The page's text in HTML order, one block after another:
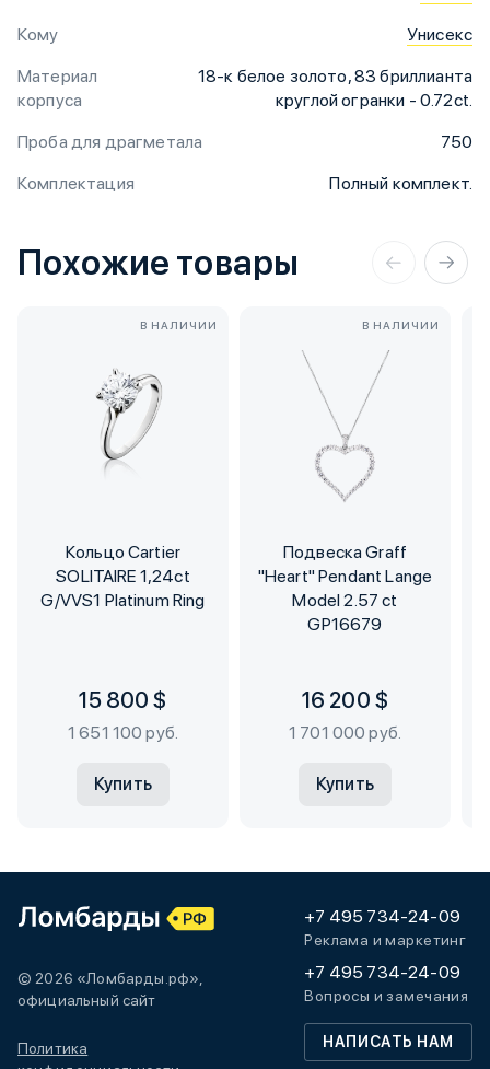
Кому
Унисекс
Материал
корпуса
18-к белое золото, 83 бриллианта
круглой огранки - 0.72ct.
Проба для драгметала
750
Комплектация
Полный комплект.
Похожие товары
В НАЛИЧИИ
Кольцо Cartier
SOLITAIRE 1,24ct
G/VVS1 Platinum Ring
15 800 $
1 651 100 руб.
Купить
В НАЛИЧИИ
Подвеска Graff
"Heart" Pendant Lange
Model 2.57 ct
GP16679
16 200 $
1 701 000 руб.
Купить
© 2026 «Ломбарды.рф»,
официальный сайт
Политика
+7 495 734-24-09
Реклама и маркетинг
+7 495 734-24-09
Вопросы и замечания
НАПИСАТЬ НАМ